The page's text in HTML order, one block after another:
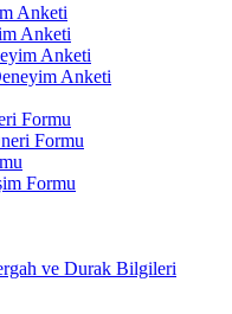
Anketi
Anketi
Anketi
Anketi
Formu
Formu
Formu
ve Durak Bilgileri